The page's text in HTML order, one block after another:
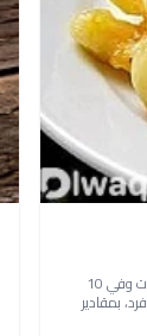
طريقة عمل مكرونة بالثوم والبقدونس خطوة بخطوة بـ8 مكونات وفي 10
دقائق فقط. وصفة سهلة ومجرّبة من مطبخ دلوقتي تكفي 2 فرد، بمقادير